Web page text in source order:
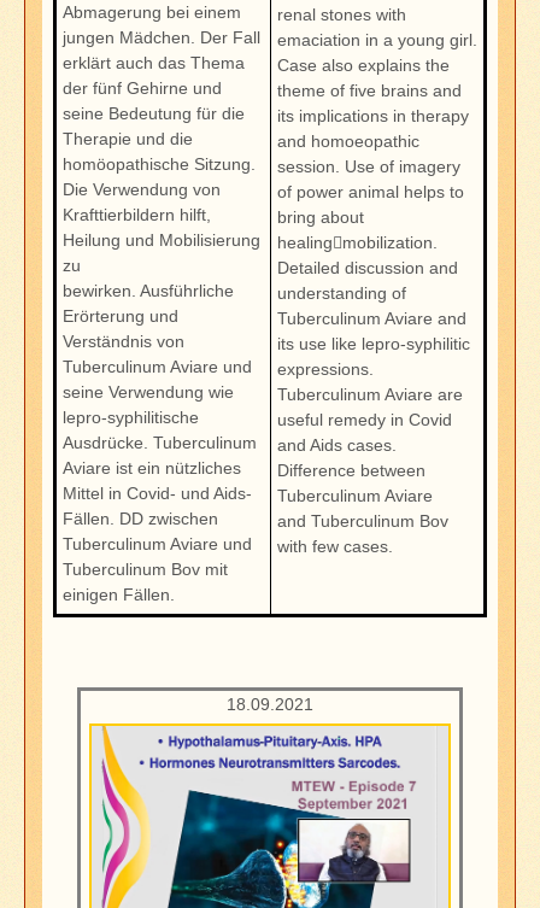
Abmagerung bei einem
jungen Mädchen. Der Fall
erklärt auch das Thema
der fünf Gehirne und
seine Bedeutung für die
Therapie und die
homöopathische Sitzung.
Die Verwendung von
Krafttierbildern hilft,
Heilung und Mobilisierung
zu
bewirken. Ausführliche
Erörterung und
Verständnis von
Tuberculinum Aviare und
seine Verwendung wie
lepro-syphilitische
Ausdrücke. Tuberculinum
Aviare ist ein nützliches
Mittel in Covid- und Aids-
Fällen. DD zwischen
Tuberculinum Aviare und
Tuberculinum Bov mit
einigen Fällen.
renal stones with
emaciation in a young girl.
Case also explains the
theme of five brains and
its implications in therapy
and homoeopathic
session. Use of imagery
of power animal helps to
bring about
healing￾mobilization.
Detailed discussion and
understanding of
Tuberculinum Aviare and
its use like lepro-syphilitic
expressions.
Tuberculinum Aviare are
useful remedy in Covid
and Aids cases.
Difference between
Tuberculinum Aviare
and Tuberculinum Bov
with few cases.
18.09.2021